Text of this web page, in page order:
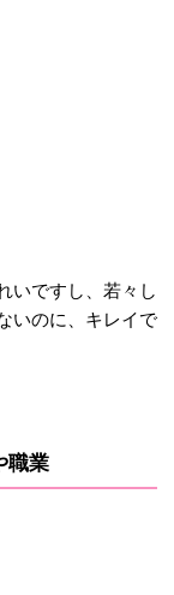
いですし、若々し
いのに、キレイで
職業